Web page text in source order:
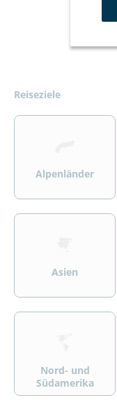
Reiseziele
>
Alpenländer
>
Asien
>
Nord- und
Südamerika